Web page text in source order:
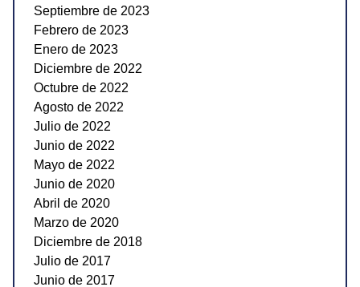
Septiembre de 2023
Febrero de 2023
Enero de 2023
Diciembre de 2022
Octubre de 2022
Agosto de 2022
Julio de 2022
Junio de 2022
Mayo de 2022
Junio de 2020
Abril de 2020
Marzo de 2020
Diciembre de 2018
Julio de 2017
Junio de 2017